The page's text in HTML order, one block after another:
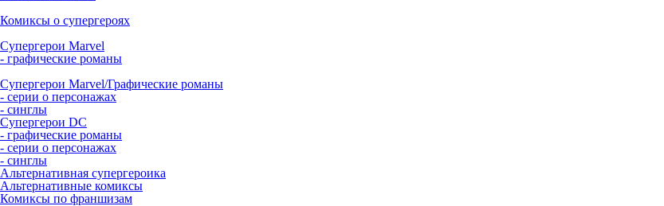
Комиксы о супергероях
Супергерои Marvel
- графические романы
Супергерои Marvel/Графические романы
- серии о персонажах
- синглы
Супергерои DC
- графические романы
- серии о персонажах
- синглы
Альтернативная супергероика
Альтернативные комиксы
Комиксы по франшизам